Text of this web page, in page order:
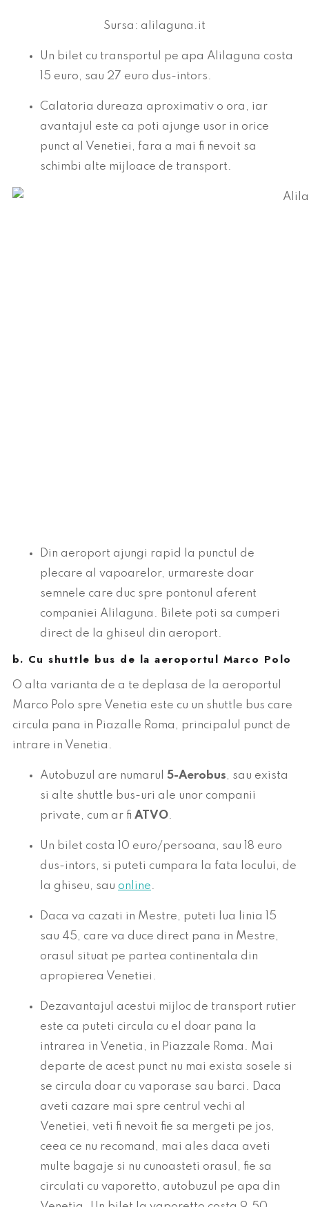
Sursa: alilaguna.it
Un bilet cu transportul pe apa Alilaguna costa
15 euro, sau 27 euro dus-intors.
Calatoria dureaza aproximativ o ora, iar
avantajul este ca poti ajunge usor in orice
punct al Venetiei, fara a mai fi nevoit sa
schimbi alte mijloace de transport.
Din aeroport ajungi rapid la punctul de
plecare al vapoarelor, urmareste doar
semnele care duc spre pontonul aferent
companiei Alilaguna. Bilete poti sa cumperi
direct de la ghiseul din aeroport.
b. Cu shuttle bus de la aeroportul Marco Polo
O alta varianta de a te deplasa de la aeroportul
Marco Polo spre Venetia este cu un shuttle bus care
circula pana in Piazalle Roma, principalul punct de
intrare in Venetia.
Autobuzul are numarul 5-Aerobus, sau exista
si alte shuttle bus-uri ale unor companii
private, cum ar fi ATVO.
Un bilet costa 10 euro/persoana, sau 18 euro
dus-intors, si puteti cumpara la fata locului, de
la ghiseu, sau online.
Daca va cazati in Mestre, puteti lua linia 15
sau 45, care va duce direct pana in Mestre,
orasul situat pe partea continentala din
apropierea Venetiei.
Dezavantajul acestui mijloc de transport rutier
este ca puteti circula cu el doar pana la
intrarea in Venetia, in Piazzale Roma. Mai
departe de acest punct nu mai exista sosele si
se circula doar cu vaporase sau barci. Daca
aveti cazare mai spre centrul vechi al
Venetiei, veti fi nevoit fie sa mergeti pe jos,
ceea ce nu recomand, mai ales daca aveti
multe bagaje si nu cunoasteti orasul, fie sa
circulati cu vaporetto, autobuzul pe apa din